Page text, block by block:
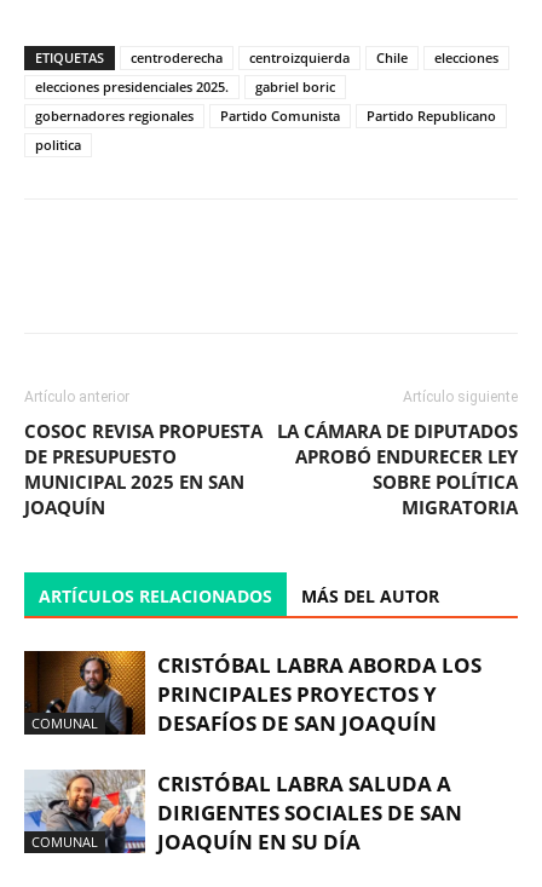
ETIQUETAS centroderecha centroizquierda Chile
elecciones
elecciones presidenciales 2025.
gabriel boric
gobernadores regionales
Partido Comunista
Partido Republicano
politica
Artículo anterior
COSOC REVISA PROPUESTA
DE PRESUPUESTO
MUNICIPAL 2025 EN SAN
JOAQUÍN
Artículo siguiente
LA CÁMARA DE DIPUTADOS
APROBÓ ENDURECER LEY
SOBRE POLÍTICA
MIGRATORIA
ARTÍCULOS RELACIONADOS MÁS DEL AUTOR
COMUNAL
CRISTÓBAL LABRA ABORDA LOS
PRINCIPALES PROYECTOS Y
DESAFÍOS DE SAN JOAQUÍN
COMUNAL
CRISTÓBAL LABRA SALUDA A
DIRIGENTES SOCIALES DE SAN
JOAQUÍN EN SU DÍA